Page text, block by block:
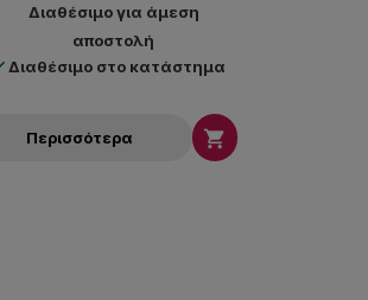
Διαθέσιμο για άμεση
αποστολή
Διαθέσιμο στο κατάστημα
Περισσότερα 